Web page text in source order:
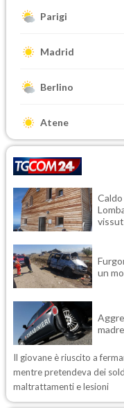
Parigi
Madrid
Berlino
Atene
un
Il giovane è riuscito a
mentre pretendeva dei
maltrattamenti e lesioni